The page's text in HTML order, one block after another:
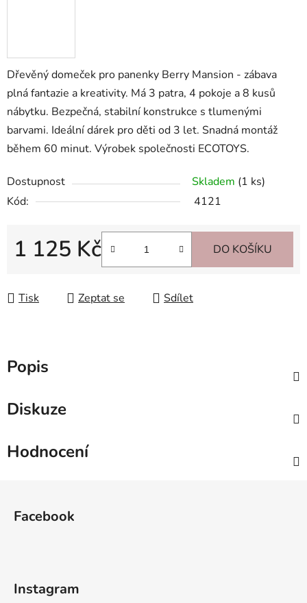
Dřevěný domeček pro panenky Berry Mansion - zábava
plná fantazie a kreativity. Má 3 patra, 4 pokoje a 8 kusů
nábytku. Bezpečná, stabilní konstrukce s tlumenými
barvami. Ideální dárek pro děti od 3 let. Snadná montáž
během 60 minut. Výrobek společnosti ECOTOYS.
Dostupnost Skladem (1 ks)
Kód:
4121
1 125 Kč DO KOŠÍKU
Tisk Zeptat se Sdílet
Popis
Diskuze
Hodnocení
Facebook
Instagram